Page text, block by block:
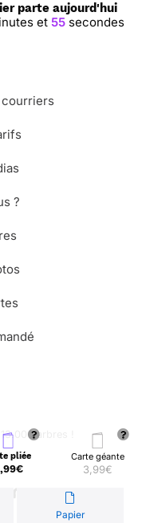
pliée Carte géante
3,99€
Papier
parte aujourd'hui
et 54 secondes
courriers
?
arbres !